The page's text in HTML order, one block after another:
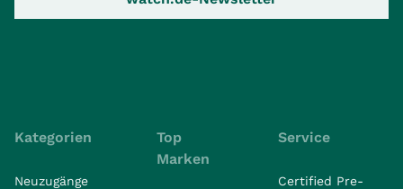
Kategorien
Neuzugänge
Top
Marken
Service
Certified Pre-